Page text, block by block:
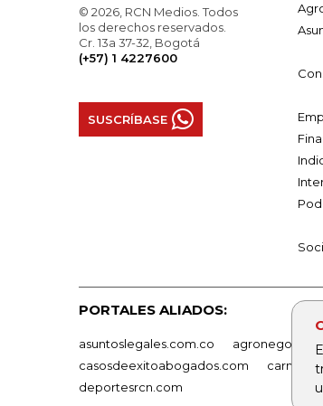
© 2026, RCN Medios. Todos
los derechos reservados.
Cr. 13a 37-32, Bogotá
(+57) 1 4227600
SUSCRÍBASE
PORTALES ALIADOS:
asuntoslegales.com.co
casosdeexitoabogados.com
deportesrcn.com